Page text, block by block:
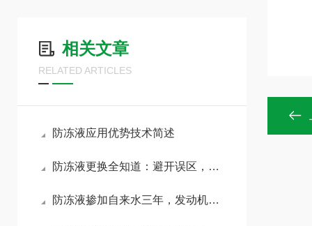
相关文章
RELATED ARTICLES
防冻液应用优势技术简述
防冻液更换全知道：避开误区，精准养护
防冻液掺加自来水三年，发动机损坏之日，修车师傅一语点醒我